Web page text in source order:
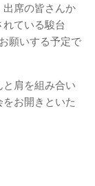
席の皆さんか
ている駿台
願いする予定で
肩を組み合い
お開きといた